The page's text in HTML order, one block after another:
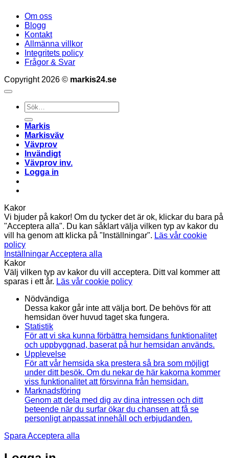
Om oss
Blogg
Kontakt
Allmänna villkor
Integritets policy
Frågor & Svar
Copyright 2026 © markis24.se
Sök
efter:
Markis
Markisväv
Vävprov
Invändigt
Vävprov inv.
Logga in
Kakor
Vi bjuder på kakor! Om du tycker det är ok, klickar du bara på
"Acceptera alla". Du kan såklart välja vilken typ av kakor du
vill ha genom att klicka på "Inställningar". Läs vår cookie
policy
InställningarAcceptera alla
Kakor
Välj vilken typ av kakor du vill acceptera. Ditt val kommer att
sparas i ett år. Läs vår cookie policy
Nödvändiga
Dessa kakor går inte att välja bort. De behövs för att
hemsidan över huvud taget ska fungera.
Statistik
För att vi ska kunna förbättra hemsidans funktionalitet
och uppbyggnad, baserat på hur hemsidan används.
Upplevelse
För att vår hemsida ska prestera så bra som möjligt
under ditt besök. Om du nekar de här kakorna kommer
viss funktionalitet att försvinna från hemsidan.
Marknadsföring
Genom att dela med dig av dina intressen och ditt
beteende när du surfar ökar du chansen att få se
personligt anpassat innehåll och erbjudanden.
Spara Acceptera alla